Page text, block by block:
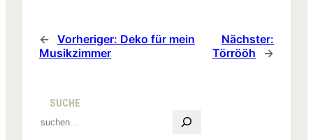
← Vorheriger: Deko für mein
Musikzimmer
Nächster:
Törrööh
→
SUCHE